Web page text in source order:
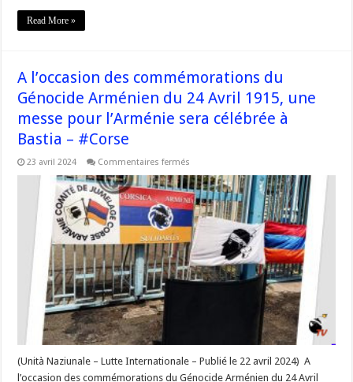
Read More »
A l’occasion des commémorations du
Génocide Arménien du 24 Avril 1915, une
messe pour l’Arménie sera célébrée à
Bastia – #Corse
23 avril 2024 Commentaires fermés
l’occasion
des
commémorations
du
Génocide
Arménien
du
24
Avril
1915,
une
à
Bastia
#Corse
(Unità Naziunale – Lutte Internationale – Publié le 22 avril 2024) A
l’occasion des commémorations du Génocide Arménien du 24 Avril